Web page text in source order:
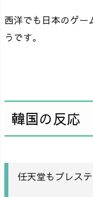
西洋でも日本のゲー
うです。
韓国の反応
任天堂もプレス